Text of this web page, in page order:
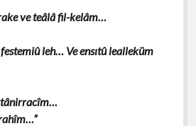
ve teâlâ fil-kelâm…
leh… Ve ensıtû lealleküm